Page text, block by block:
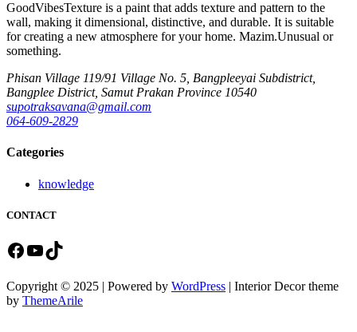
GoodVibesTexture is a paint that adds texture and pattern to the
wall, making it dimensional, distinctive, and durable. It is suitable
for creating a new atmosphere for your home. Mazim.Unusual or
something.
Phisan Village 119/91 Village No. 5, Bangpleeyai Subdistrict,
Bangplee District, Samut Prakan Province 10540
supotraksavana@gmail.com
064-609-2829
Categories
knowledge
CONTACT
Facebook
YouTube
TikTok
Copyright © 2025 | Powered by WordPress | Interior Decor theme
by ThemeArile